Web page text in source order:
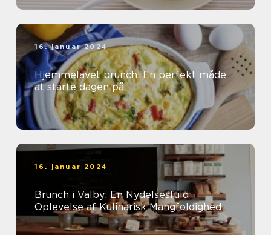
16. januar 2024
Hjemmelavet brunch: En perfekt måde
at starte dagen på
16. januar 2024
Brunch i Valby: En Nydelsesfuld
Oplevelse af Kulinarisk Mangfoldighed